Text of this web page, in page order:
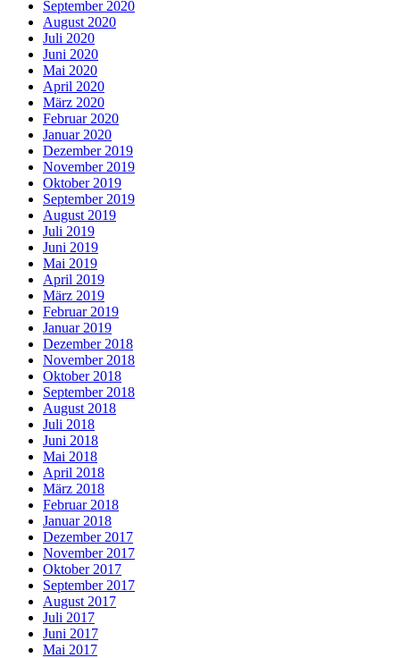
September 2020
August 2020
Juli 2020
Juni 2020
Mai 2020
April 2020
März 2020
Februar 2020
Januar 2020
Dezember 2019
November 2019
Oktober 2019
September 2019
August 2019
Juli 2019
Juni 2019
Mai 2019
April 2019
März 2019
Februar 2019
Januar 2019
Dezember 2018
November 2018
Oktober 2018
September 2018
August 2018
Juli 2018
Juni 2018
Mai 2018
April 2018
März 2018
Februar 2018
Januar 2018
Dezember 2017
November 2017
Oktober 2017
September 2017
August 2017
Juli 2017
Juni 2017
Mai 2017